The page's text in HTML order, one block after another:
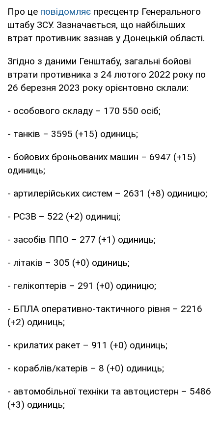
Про це повідомляє пресцентр Генерального
штабу ЗСУ. Зазначається, що найбільших
втрат противник зазнав у Донецькій області.
Згідно з даними Генштабу, загальні бойові
втрати противника з 24 лютого 2022 року по
26 березня 2023 року орієнтовно склали:
- особового складу – 170 550 осіб;
- танків ‒ 3595 (+15) одиниць;
- бойових броньованих машин ‒ 6947 (+15)
одиниць;
- артилерійських систем – 2631 (+8) одиницю;
- РСЗВ – 522 (+2) одиниці;
- засобів ППО – 277 (+1) одиниць;
- літаків – 305 (+0) одиниць;
- гелікоптерів – 291 (+0) одиницю;
- БПЛА оперативно-тактичного рівня – 2216
(+2) одиниць;
- крилатих ракет – 911 (+0) одиниць;
- кораблів/катерів – 8 (+0) одиниць;
- автомобільної техніки та автоцистерн – 5486
(+3) одиниць;